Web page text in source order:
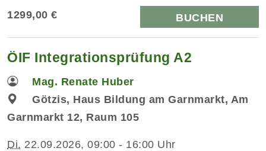
1299,00 € BUCHEN
ÖIF Integrationsprüfung A2
Mag. Renate Huber
Götzis, Haus Bildung am Garnmarkt, Am
Garnmarkt 12, Raum 105
Di. 22.09.2026, 09:00 - 16:00 Uhr